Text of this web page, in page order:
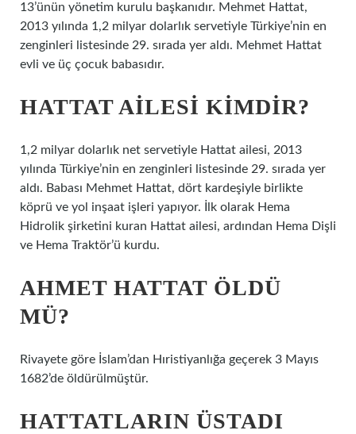
13’ünün yönetim kurulu başkanıdır. Mehmet Hattat,
2013 yılında 1,2 milyar dolarlık servetiyle Türkiye’nin en
zenginleri listesinde 29. sırada yer aldı. Mehmet Hattat
evli ve üç çocuk babasıdır.
HATTAT AILESI KIMDIR?
1,2 milyar dolarlık net servetiyle Hattat ailesi, 2013
yılında Türkiye’nin en zenginleri listesinde 29. sırada yer
aldı. Babası Mehmet Hattat, dört kardeşiyle birlikte
köprü ve yol inşaat işleri yapıyor. İlk olarak Hema
Hidrolik şirketini kuran Hattat ailesi, ardından Hema Dişli
ve Hema Traktör’ü kurdu.
AHMET HATTAT ÖLDÜ
MÜ?
Rivayete göre İslam’dan Hıristiyanlığa geçerek 3 Mayıs
1682’de öldürülmüştür.
HATTATLARIN ÜSTADI